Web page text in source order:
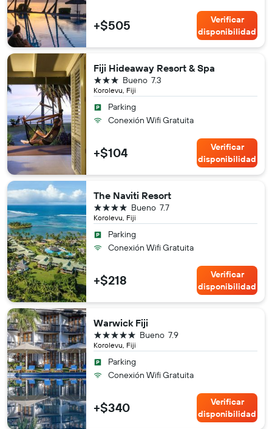
+$505
Verificar
disponibilidad
Fiji Hideaway Resort & Spa
Korolevu, Fiji
7.3
Bueno
3 estrellas
Parking
Conexión Wifi Gratuita
+$104
Verificar
disponibilidad
The Naviti Resort
Korolevu, Fiji
7.7
Bueno
4 estrellas
Parking
Conexión Wifi Gratuita
+$218
Verificar
disponibilidad
Warwick Fiji
Korolevu, Fiji
7.9
Bueno
5 estrellas
Parking
Conexión Wifi Gratuita
+$340
Verificar
disponibilidad